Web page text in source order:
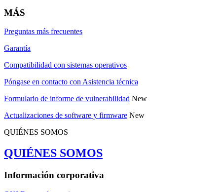
MÁS
Preguntas más frecuentes
Garantía
Compatibilidad con sistemas operativos
Póngase en contacto con Asistencia técnica
Formulario de informe de vulnerabilidad New
Actualizaciones de software y firmware New
QUIÉNES SOMOS
QUIÉNES SOMOS
Información corporativa